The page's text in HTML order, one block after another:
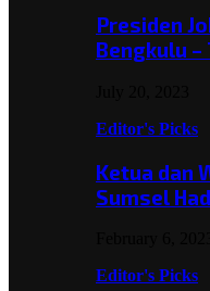
Presiden
Bengkulu
Editor's Picks
Ketua dan
Sumsel
Editor's Picks